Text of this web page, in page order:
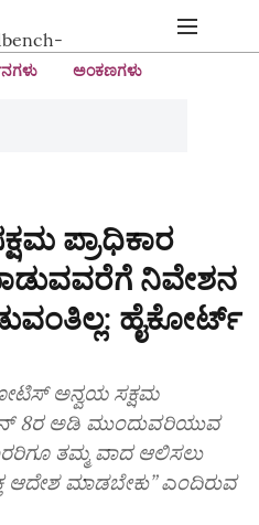
ಅಂಕಣಗಳು
ಪ್ರಾಧಿಕಾರ
ನಿವೇಶನ
ಹೈಕೋರ್ಟ್‌
ಅನ್ವಯ ಸಕ್ಷಮ
8ರ ಅಡಿ ಮುಂದುವರಿಯುವ
ತಮ್ಮ ವಾದ ಆಲಿಸಲು
ಆದೇಶ ಮಾಡಬೇಕು” ಎಂದಿರುವ